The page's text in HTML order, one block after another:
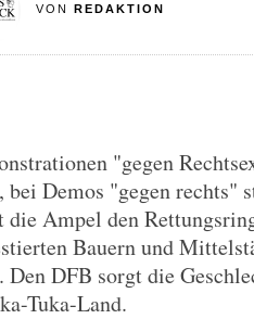
VON REDAKTION
"gegen
bei Demos "gegen rechts"
die Ampel den
Bauern und
Den DFB sorgt die
Tuka-Land.